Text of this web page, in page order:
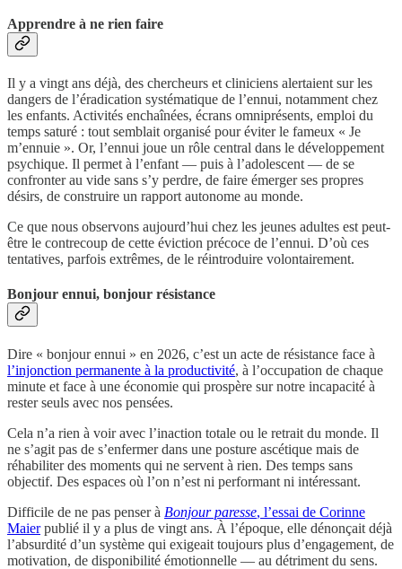
Apprendre à ne rien faire
Il y a vingt ans déjà, des chercheurs et cliniciens alertaient sur les
dangers de l’éradication systématique de l’ennui, notamment chez
les enfants. Activités enchaînées, écrans omniprésents, emploi du
temps saturé : tout semblait organisé pour éviter le fameux « Je
m’ennuie ». Or, l’ennui joue un rôle central dans le développement
psychique. Il permet à l’enfant — puis à l’adolescent — de se
confronter au vide sans s’y perdre, de faire émerger ses propres
désirs, de construire un rapport autonome au monde.
Ce que nous observons aujourd’hui chez les jeunes adultes est peut-
être le contrecoup de cette éviction précoce de l’ennui. D’où ces
tentatives, parfois extrêmes, de le réintroduire volontairement.
Bonjour ennui, bonjour résistance
Dire « bonjour ennui » en 2026, c’est un acte de résistance face à
l’injonction permanente à la productivité, à l’occupation de chaque
minute et face à une économie qui prospère sur notre incapacité à
rester seuls avec nos pensées.
Cela n’a rien à voir avec l’inaction totale ou le retrait du monde. Il
ne s’agit pas de s’enfermer dans une posture ascétique mais de
réhabiliter des moments qui ne servent à rien. Des temps sans
objectif. Des espaces où l’on n’est ni performant ni intéressant.
Difficile de ne pas penser à Bonjour paresse, l’essai de Corinne
Maierpublié il y a plus de vingt ans. À l’époque, elle dénonçait déjà
l’absurdité d’un système qui exigeait toujours plus d’engagement, de
motivation, de disponibilité émotionnelle — au détriment du sens.